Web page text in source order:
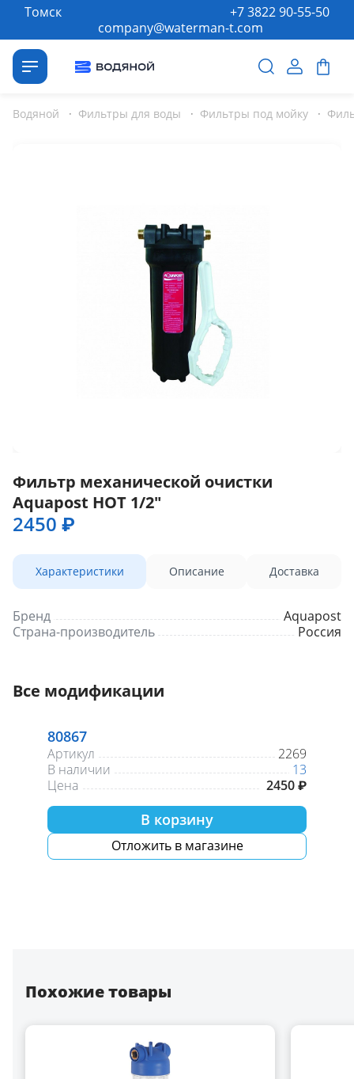
Томск
company@waterman-t.com
+7 3822 90-55-50
Водяной · Фильтры для воды · Фильтры под мойку ·
Фильтр механической очистки
Aquapost HOT 1/2"
2450 ₽
Характеристики Описание Доставка
Бренд
Aquapost
Страна-производитель
Россия
Все модификации
80867
Артикул
2269
В наличии
13
Цена
2450 ₽
В корзину
Отложить в магазине
Похожие товары